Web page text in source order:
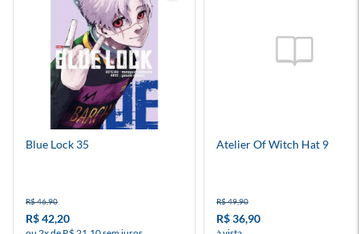
Blue Lock 35
R$ 46,90
R$ 42,20
Atelier Of Witch Hat 9
R$ 49,90
R$ 36,90